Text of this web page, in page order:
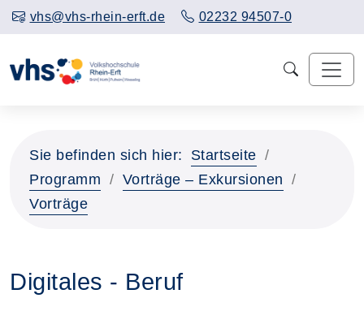
vhs@vhs-rhein-erft.de 02232 94507-0
Sie befinden sich hier:
Startseite
Programm
Vorträge – Exkursionen
Vorträge
Digitales - Beruf